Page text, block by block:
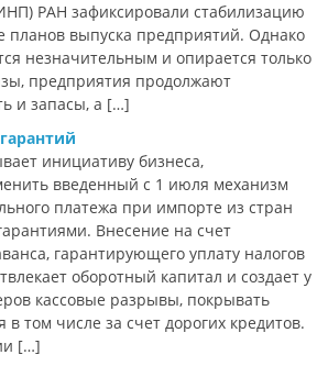
РАН зафиксировали стабилизацию
планов выпуска предприятий. Однако
незначительным и опирается только
предприятия продолжают
и запасы, а […]
инициативу бизнеса,
введенный с 1 июля механизм
платежа при импорте из стран
Внесение на счет
гарантирующего уплату налогов
оборотный капитал и создает у
кассовые разрывы, покрывать
в том числе за счет дорогих кредитов.
[…]